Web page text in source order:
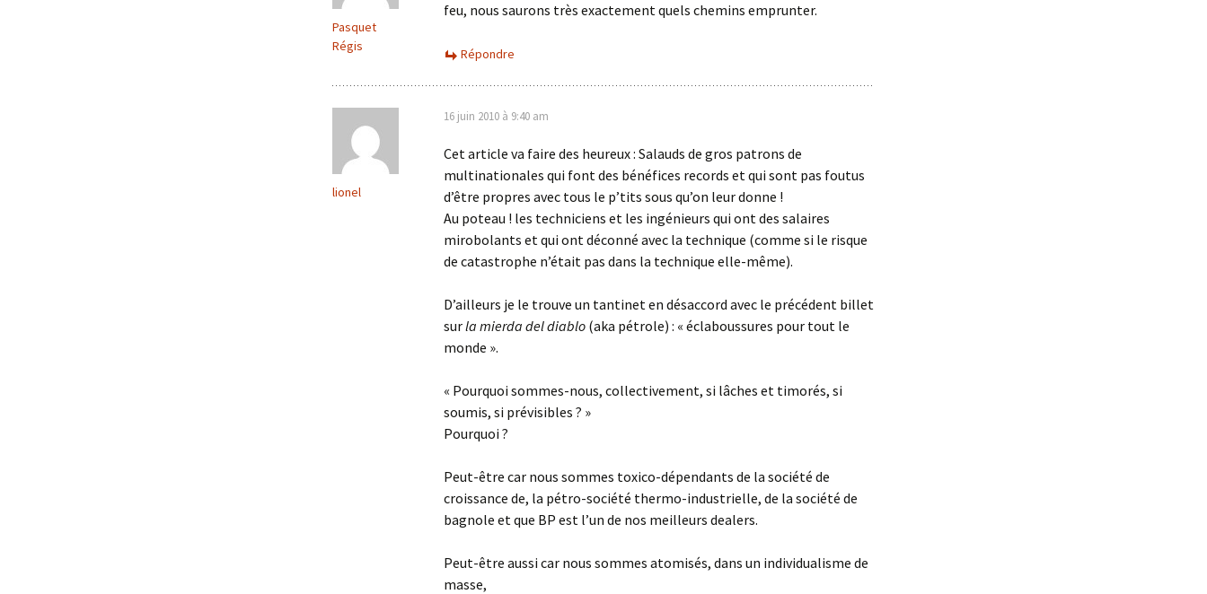
Pasquet
Régis
feu, nous saurons très exactement quels chemins emprunter.
Répondre
lionel
16 juin 2010 à 9:40 am
Cet article va faire des heureux : Salauds de gros patrons de
multinationales qui font des bénéfices records et qui sont pas foutus
d’être propres avec tous le p’tits sous qu’on leur donne !
Au poteau ! les techniciens et les ingénieurs qui ont des salaires
mirobolants et qui ont déconné avec la technique (comme si le risque
de catastrophe n’était pas dans la technique elle-même).
D’ailleurs je le trouve un tantinet en désaccord avec le précédent billet
surla mierda del diablo (aka pétrole) : « éclaboussures pour tout le
monde ».
« Pourquoi sommes-nous, collectivement, si lâches et timorés, si
soumis, si prévisibles ? »
Pourquoi ?
Peut-être car nous sommes toxico-dépendants de la société de
croissance de, la pétro-société thermo-industrielle, de la société de
bagnole et que BP est l’un de nos meilleurs dealers.
Peut-être aussi car nous sommes atomisés, dans un individualisme de
masse,